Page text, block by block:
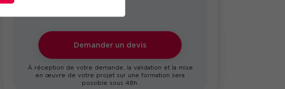
Demander un devis
À réception de votre demande, la validation et la mise
en œuvre de votre projet sur une formation sera
possible sous 48h.